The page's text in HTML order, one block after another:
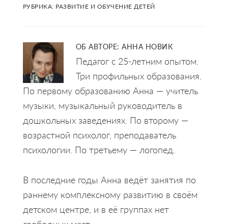
РУБРИКА: РАЗВИТИЕ И ОБУЧЕНИЕ ДЕТЕЙ
ОБ АВТОРЕ:АННА НОВИК
Педагог с 25-летним опытом.
Три профильных образования.
По первому образованию Анна — учитель
музыки, музыкальный руководитель в
дошкольных заведениях. По второму —
возрастной психолог, преподаватель
психологии. По третьему — логопед.
В последние годы Анна ведёт занятия по
раннему комплексному развитию в своём
детском центре, и в её группах нет